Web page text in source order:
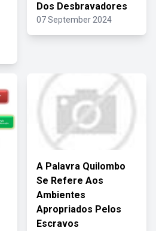
Dos Desbravadores
07 September 2024
A Palavra Quilombo
Se Refere Aos
Ambientes
Apropriados Pelos
Escravos